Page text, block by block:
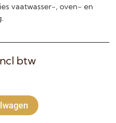
vaatwasser-, oven- en
btw